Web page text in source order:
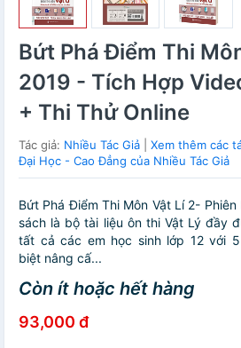
Bứt Phá Điểm Thi
2019 - Tích Hợp
+ Thi Thử Online
Tác giả: Nhiều Tác Giả
Xem thêm các
Đại Học - Cao Đẳng của Nhiều Tác Giả
Bứt Phá Điểm Thi Môn Vật Lí 2-
sách là bộ tài liệu ôn thi Vật Lý đầy
tất cả các em học sinh lớp 12 với
biệt nâng cấ...
Còn ít hoặc hết hàng
93,000 đ